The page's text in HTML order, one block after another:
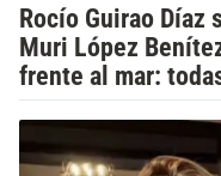
Rocío Guirao Díaz
Muri López
frente al mar: